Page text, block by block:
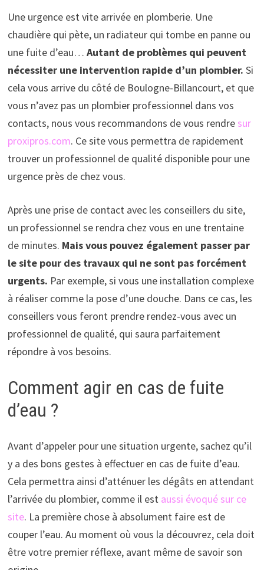
Une urgence est vite arrivée en plomberie. Une
chaudière qui pète, un radiateur qui tombe en panne ou
une fuite d’eau… Autant de problèmes qui peuvent
nécessiter une intervention rapide d’un plombier. Si
cela vous arrive du côté de Boulogne-Billancourt, et que
vous n’avez pas un plombier professionnel dans vos
contacts, nous vous recommandons de vous rendresur
proxipros.com. Ce site vous permettra de rapidement
trouver un professionnel de qualité disponible pour une
urgence près de chez vous.
Après une prise de contact avec les conseillers du site,
un professionnel se rendra chez vous en une trentaine
de minutes. Mais vous pouvez également passer par
le site pour des travaux qui ne sont pas forcément
urgents. Par exemple, si vous une installation complexe
à réaliser comme la pose d’une douche. Dans ce cas, les
conseillers vous feront prendre rendez-vous avec un
professionnel de qualité, qui saura parfaitement
répondre à vos besoins.
Comment agir en cas de fuite
d’eau ?
Avant d’appeler pour une situation urgente, sachez qu’il
y a des bons gestes à effectuer en cas de fuite d’eau.
Cela permettra ainsi d’atténuer les dégâts en attendant
l’arrivée du plombier, comme il est aussi évoqué sur ce
site. La première chose à absolument faire est de
couper l’eau. Au moment où vous la découvrez, cela doit
être votre premier réflexe, avant même de savoir son